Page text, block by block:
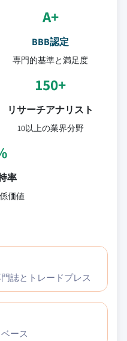
A+
BBB認定
専門的基準と満足度
150+
リサーチアナリスト
10以上の業界分野
率
価値
誌とトレードプレス
ース